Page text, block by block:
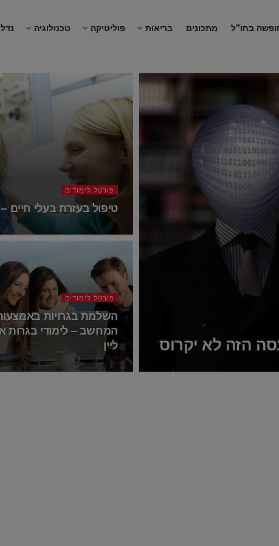
בחו"ל מתכונים בריאות פוליטיקה טכנולוגיה
הזה לא יקרוס
פורטל לימודים
טיפול בעזרת בעלי
פורטל לימודים
השלמת בגרויות
המחשב – לימודי בגרות
ליין